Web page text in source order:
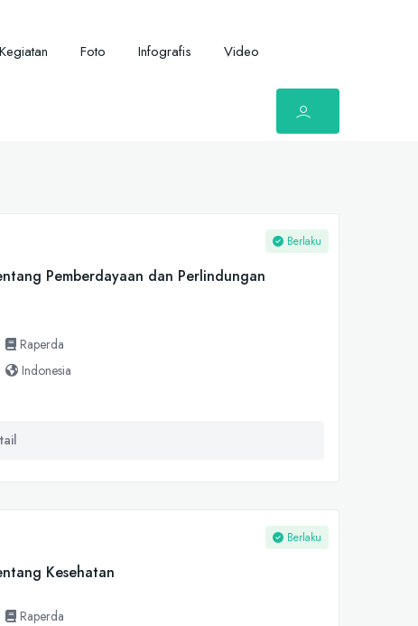
Kegiatan Foto Infografis Video
Berlaku
Pemberdayaan dan Perlindungan
Raperda
Indonesia
Berlaku
Kesehatan
Raperda